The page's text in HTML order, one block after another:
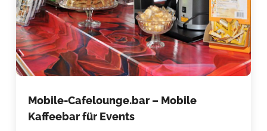
Mobile-Cafelounge.bar – Mobile
Kaffeebar für Events